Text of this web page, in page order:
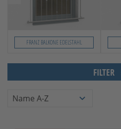
FRANZ BALKONE EDELSTAHL
FILTER